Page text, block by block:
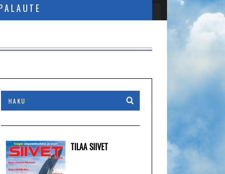
TILAA SIIVET